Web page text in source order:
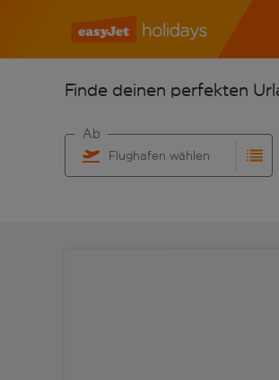
Finde deinen perfekten
Flughafen wählen
Ab